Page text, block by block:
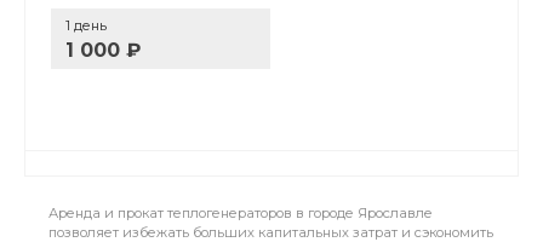
1 день
1 000 ₽
Аренда и прокат теплогенераторов в городе Ярославле
позволяет избежать больших капитальных затрат и сэкономить